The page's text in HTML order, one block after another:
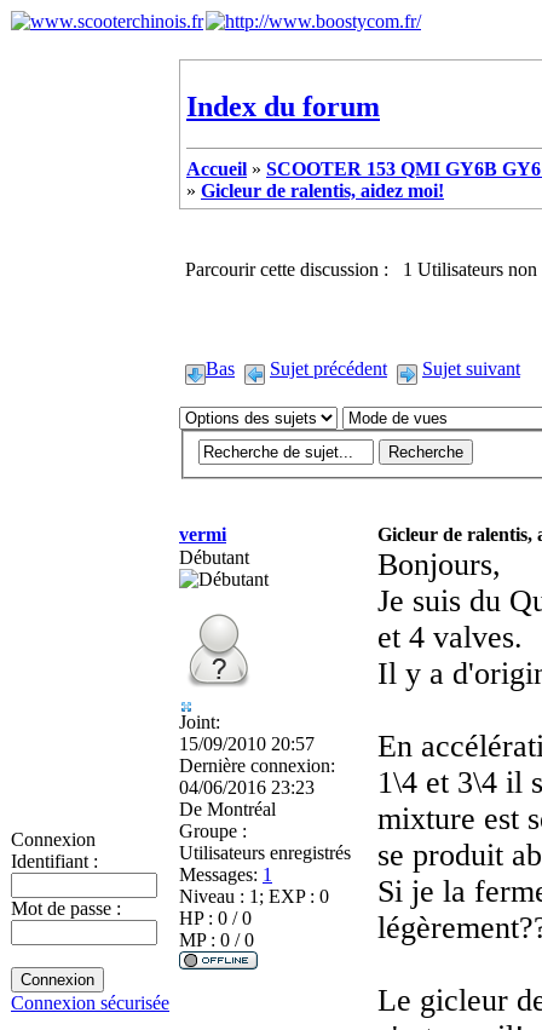
Connexion
Identifiant :
Mot de passe :
Connexion sécurisée
Index du forum
Accueil » SCOOTER 153 QMI GY6B
» Gicleur de ralentis, aidez moi!
Parcourir cette discussion : 1 Utilisateurs non
Bas Sujet précédent Sujet suivant
vermi
Gicleur de ralentis,
Débutant
Joint:
15/09/2010 20:57
Dernière connexion:
04/06/2016 23:23
De Montréal
Groupe :
Utilisateurs enregistrés
Messages: 1
Niveau : 1; EXP : 0
HP : 0 / 0
MP : 0 / 0
Bonjours,
Je suis du
et 4 valves.
Il y a
En
1\4 et 3\4 il
mixture est
se produit
Si je la
Le gicleur